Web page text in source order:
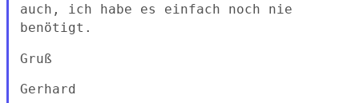
auch, ich habe es einfach noch nie
benötigt.
Gruß
Gerhard